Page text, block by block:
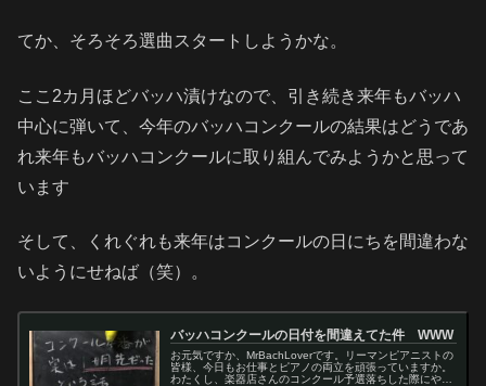
てか、そろそろ選曲スタートしようかな。
ここ2カ月ほどバッハ漬けなので、引き続き来年もバッハ
中心に弾いて、今年のバッハコンクールの結果はどうであ
れ来年もバッハコンクールに取り組んでみようかと思って
います
そして、くれぐれも来年はコンクールの日にちを間違わな
いようにせねば（笑）。
バッハコンクールの日付を間違えてた件 WWW
お元気ですか、MrBachLoverです。リーマンピアニストの
皆様、今日もお仕事とピアノの両立を頑張っていますか。
わたくし、楽器店さんのコンクール予選落ちした際にやけ